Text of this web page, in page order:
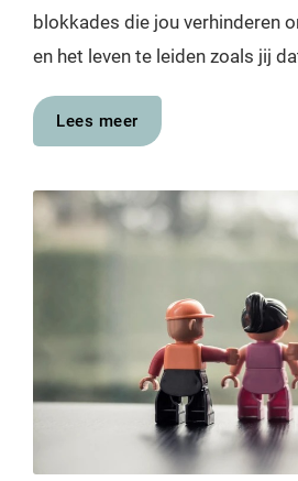
blokkades die jou verhinderen
en het leven te leiden zoals jij
Lees meer